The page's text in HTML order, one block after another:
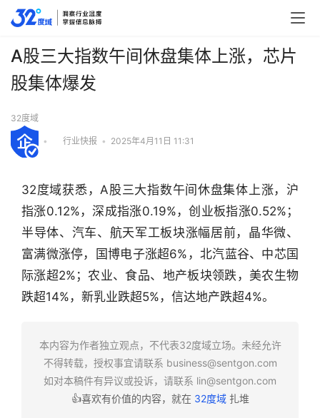
行
业
A股三大指数午间休盘集体上涨，芯片
股集体爆发
32度域
• 行业快报 • 2025年4月11日 11:31
32度域获悉，A股三大指数午间休盘集体上涨，沪
指涨0.12%，深成指涨0.19%，创业板指涨0.52%；
半导体、汽车、航天军工板块涨幅居前，晶华微、
富满微涨停，国博电子涨超6%，北汽蓝谷、中芯国
际涨超2%；农业、食品、地产板块领跌，美农生物
跌超14%，新乳业跌超5%，信达地产跌超4%。
本内容为作者独立观点，不代表32度域立场。未经允许
不得转载，授权事宜请联系 business@sentgon.com
如对本稿件有异议或投诉，请联系 lin@sentgon.com
👍喜欢有价值的内容，就在 32度域扎堆